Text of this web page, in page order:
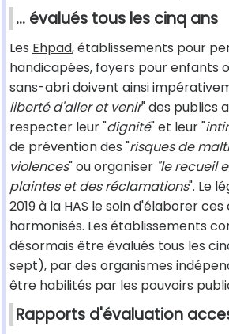
... évalués tous les cinq ans
Les Ehpad, établissements pour
handicapées, foyers pour enfants
sans-abri doivent ainsi
liberté d'aller et venir" des publics
respecter leur "dignité" et leur "
de prévention des "risques de
violences" ou organiser "le recueil
plaintes et des réclamations". Le
2019 à la HAS le soin d'élaborer
harmonisés. Les établissements
désormais être évalués tous les
sept), par des organismes
être habilités par les pouvoirs
Rapports d'évaluation